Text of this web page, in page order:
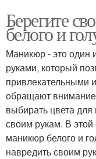
Берегите
белого и
Маникюр - это один
руками, который
привлекательными
обращают
выбирать цвета
своим рукам. В
маникюр белого и
навредить своим